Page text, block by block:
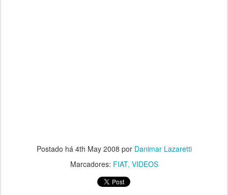
Postado há 4th May 2008 por Danimar Lazaretti
Marcadores: FIAT VIDEOS